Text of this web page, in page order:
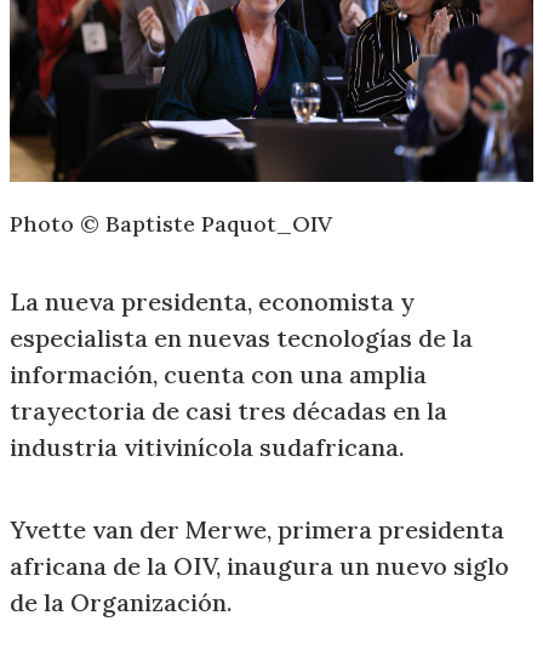
Photo ©️ Baptiste Paquot_OIV
La nueva presidenta, economista y
especialista en nuevas tecnologías de la
información, cuenta con una amplia
trayectoria de casi tres décadas en la
industria vitivinícola sudafricana.
Yvette van der Merwe, primera presidenta
africana de la OIV, inaugura un nuevo siglo
de la Organización.